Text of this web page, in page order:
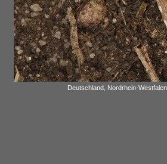
Deutschland, Nordrhein-